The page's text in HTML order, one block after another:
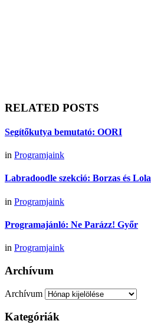
RELATED POSTS
Segítőkutya bemutató: OORI
in Programjaink
Labradoodle szekció: Borzas és Lola
in Programjaink
Programajánló: Ne Parázz! Győr
in Programjaink
Archívum
Archívum
Kategóriák